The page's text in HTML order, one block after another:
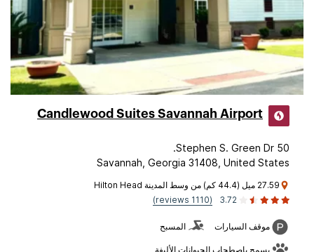
Candlewood Suites Savannah Airport
50 Stephen S. Green Dr.
Savannah, Georgia 31408, United States
27.59 ميل (44.4 كم) من وسط المدينة Hilton Head
3.72
(1110 reviews)
موقف السيارات المسبح
يسمح باصطحاب الحيوانات الأليفة